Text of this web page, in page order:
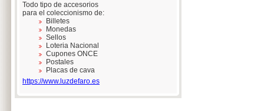
Todo tipo de accesorios
para el coleccionismo de:
Billetes
Monedas
Sellos
Loteria Nacional
Cupones ONCE
Postales
Placas de cava
https://www.luzdefaro.es